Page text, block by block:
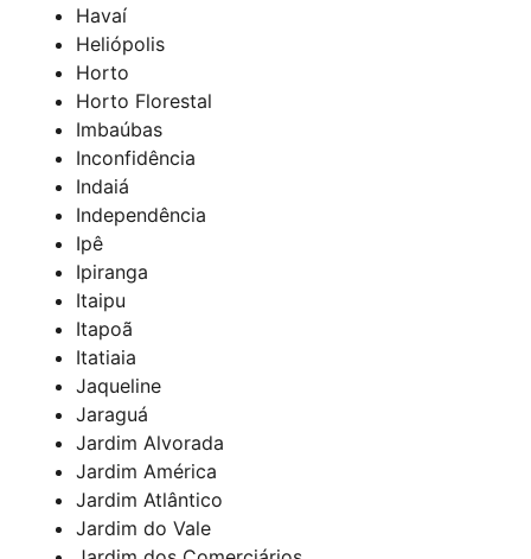
Havaí
Heliópolis
Horto
Horto Florestal
Imbaúbas
Inconfidência
Indaiá
Independência
Ipê
Ipiranga
Itaipu
Itapoã
Itatiaia
Jaqueline
Jaraguá
Jardim Alvorada
Jardim América
Jardim Atlântico
Jardim do Vale